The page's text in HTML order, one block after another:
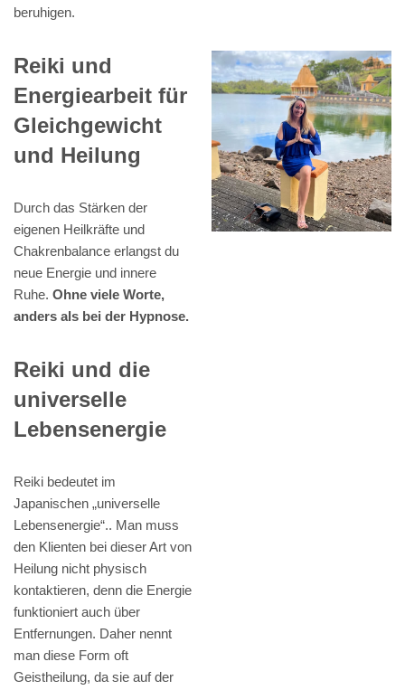
beruhigen.
Reiki und
Energiearbeit für
Gleichgewicht
und Heilung
Durch das Stärken der
eigenen Heilkräfte und
Chakrenbalance erlangst du
neue Energie und innere
Ruhe. Ohne viele Worte,
anders als bei der Hypnose.
Reiki und die
universelle
Lebensenergie
Reiki bedeutet im
Japanischen „universelle
Lebensenergie“.. Man muss
den Klienten bei dieser Art von
Heilung nicht physisch
kontaktieren, denn die Energie
funktioniert auch über
Entfernungen. Daher nennt
man diese Form oft
Geistheilung, da sie auf der